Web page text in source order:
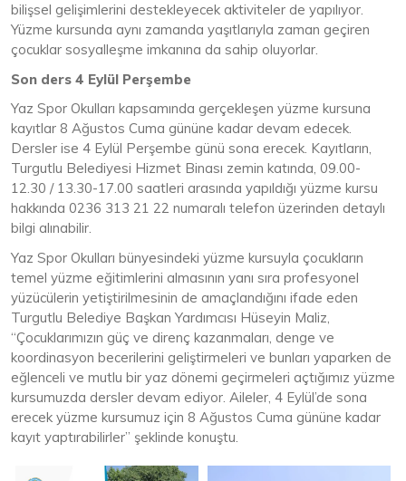
bilişsel gelişimlerini destekleyecek aktiviteler de yapılıyor.
Yüzme kursunda aynı zamanda yaşıtlarıyla zaman geçiren
çocuklar sosyalleşme imkanına da sahip oluyorlar.
Son ders 4 Eylül Perşembe
Yaz Spor Okulları kapsamında gerçekleşen yüzme kursuna
kayıtlar 8 Ağustos Cuma gününe kadar devam edecek.
Dersler ise 4 Eylül Perşembe günü sona erecek. Kayıtların,
Turgutlu Belediyesi Hizmet Binası zemin katında, 09.00-
12.30 / 13.30-17.00 saatleri arasında yapıldığı yüzme kursu
hakkında 0236 313 21 22 numaralı telefon üzerinden detaylı
bilgi alınabilir.
Yaz Spor Okulları bünyesindeki yüzme kursuyla çocukların
temel yüzme eğitimlerini almasının yanı sıra profesyonel
yüzücülerin yetiştirilmesinin de amaçlandığını ifade eden
Turgutlu Belediye Başkan Yardımcısı Hüseyin Maliz,
“Çocuklarımızın güç ve direnç kazanmaları, denge ve
koordinasyon becerilerini geliştirmeleri ve bunları yaparken de
eğlenceli ve mutlu bir yaz dönemi geçirmeleri açtığımız yüzme
kursumuzda dersler devam ediyor. Aileler, 4 Eylül’de sona
erecek yüzme kursumuz için 8 Ağustos Cuma gününe kadar
kayıt yaptırabilirler” şeklinde konuştu.